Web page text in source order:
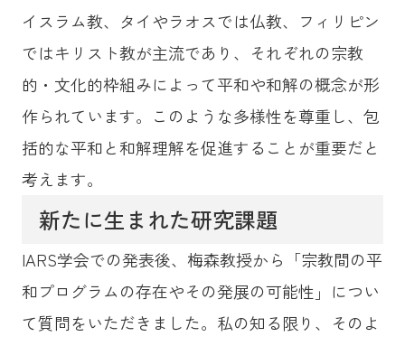
イスラム教、タイやラオスでは仏教、フィリピン
ではキリスト教が主流であり、それぞれの宗教
的・文化的枠組みによって平和や和解の概念が形
作られています。このような多様性を尊重し、包
括的な平和と和解理解を促進することが重要だと
考えます。
新たに生まれた研究課題
IARS学会での発表後、梅森教授から「宗教間の平
和プログラムの存在やその発展の可能性」につい
て質問をいただきました。私の知る限り、そのよ